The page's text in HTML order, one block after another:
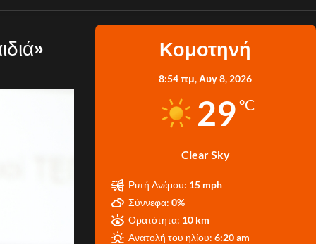
Κομοτηνή
8:54 πμ,Αυγ 8, 2026
29 °C
Clear Sky
Ριπή Ανέμου: 15 mph
Σύννεφα: 0%
Ορατότητα: 10 km
Ανατολή του ηλίου: 6:20 am